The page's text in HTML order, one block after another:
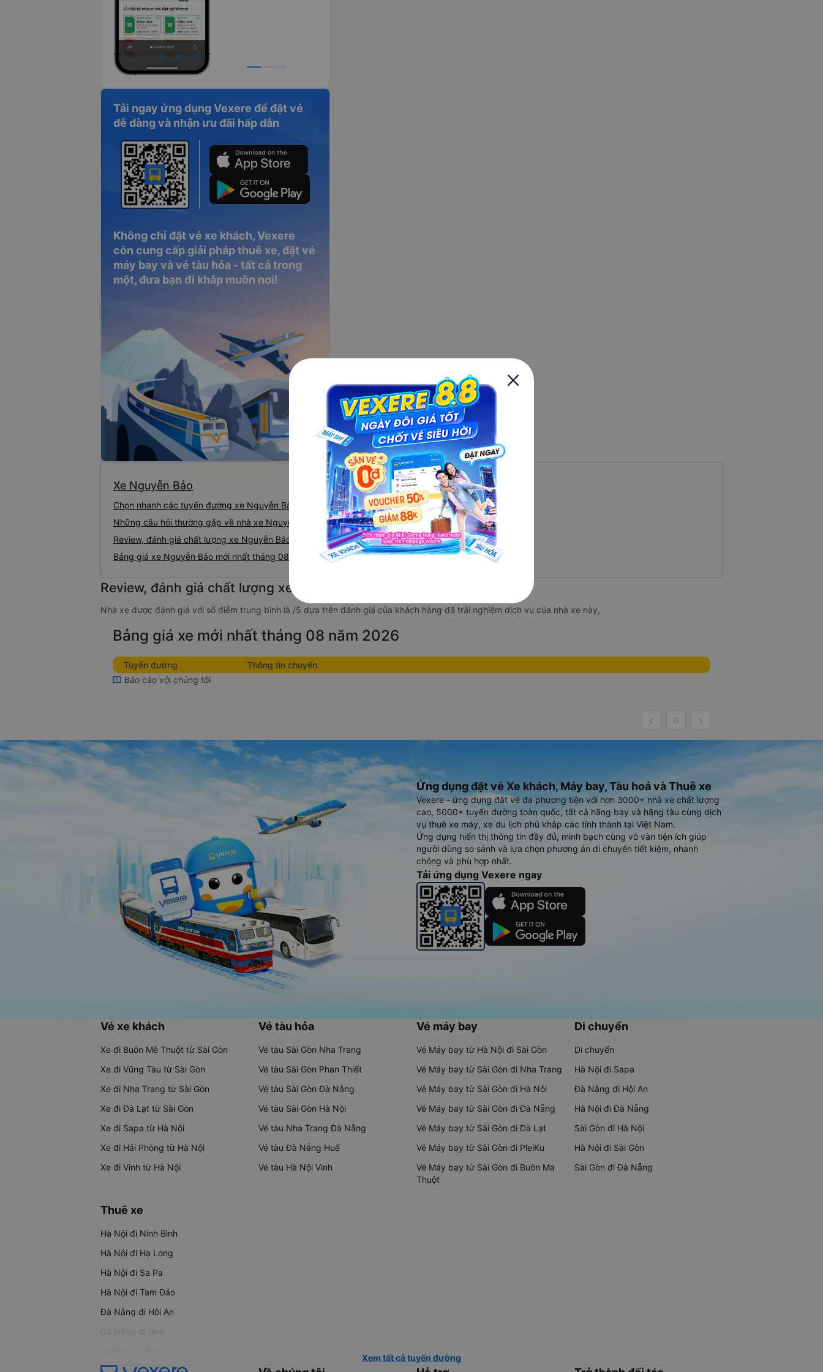
Tải ngay ứng dụng Vexere để đặt vé
dễ dàng và nhận ưu đãi hấp dẫn
Không chỉ đặt vé xe khách, Vexere
còn cung cấp giải pháp thuê xe, đặt vé
máy bay và vé tàu hỏa - tất cả trong
một, đưa bạn đi khắp muôn nơi!
Xe Nguyễn Bảo
Chọn nhanh các tuyến đường xe Nguyễn Bảo
Những câu hỏi thường gặp về nhà xe Nguyễn Bảo
Review, đánh giá chất lượng xe Nguyễn Bảo
Bảng giá xe Nguyễn Bảo mới nhất tháng 08/2026
Review, đánh giá chất lượng xe Nguyễn Bảo
Nhà xe được đánh giá với số điểm trung bình là /5 dựa trên đánh giá của khách hàng đã trải nghiệm dịch vụ của nhà xe này,
Bảng giá xe mới nhất tháng 08 năm 2026
Tuyến đường
Thông tin chuyến
Báo cáo với chúng tôi
0
Ứng dụng đặt vé Xe khách, Máy bay, Tàu hoả và Thuê xe
Vexere - ứng dụng đặt vé đa phương tiện với hơn 3000+ nhà xe chất lượng
cao, 5000+ tuyến đường toàn quốc, tất cả hãng bay và hãng tàu cùng dịch
vụ thuê xe máy, xe du lịch phủ khắp các tỉnh thành tại Việt Nam.
Ứng dụng hiển thị thông tin đầy đủ, minh bạch cùng vô vàn tiện ích giúp
người dùng so sánh và lựa chọn phương án di chuyển tiết kiệm, nhanh
chóng và phù hợp nhất.
Tải ứng dụng Vexere ngay
Vé xe khách
Xe đi Buôn Mê Thuột từ Sài Gòn
Xe đi Vũng Tàu từ Sài Gòn
Xe đi Nha Trang từ Sài Gòn
Xe đi Đà Lạt từ Sài Gòn
Xe đi Sapa từ Hà Nội
Xe đi Hải Phòng từ Hà Nội
Xe đi Vinh từ Hà Nội
Vé tàu hỏa
Vé tàu Sài Gòn Nha Trang
Vé tàu Sài Gòn Phan Thiết
Vé tàu Sài Gòn Đà Nẵng
Vé tàu Sài Gòn Hà Nội
Vé tàu Nha Trang Đà Nẵng
Vé tàu Đà Nẵng Huế
Vé tàu Hà Nội Vinh
Vé máy bay
Vé Máy bay từ Hà Nội đi Sài Gòn
Vé Máy bay từ Sài Gòn đi Nha Trang
Vé Máy bay từ Sài Gòn đi Hà Nội
Vé Máy bay từ Sài Gòn đi Đà Nẵng
Vé Máy bay từ Sài Gòn đi Đà Lạt
Vé Máy bay từ Sài Gòn đi PleiKu
Vé Máy bay từ Sài Gòn đi Buôn Ma
Thuột
Di chuyển
Di chuyển
Hà Nội đi Sapa
Đà Nẵng đi Hội An
Hà Nội đi Đà Nẵng
Sài Gòn đi Hà Nội
Hà Nội đi Sài Gòn
Sài Gòn đi Đà Nẵng
Thuê xe
Hà Nội đi Ninh Bình
Hà Nội đi Hạ Long
Hà Nội đi Sa Pa
Hà Nội đi Tam Đảo
Đà Nẵng đi Hội An
Đà Nẵng đi Huế
Xem tất cả tuyến đường